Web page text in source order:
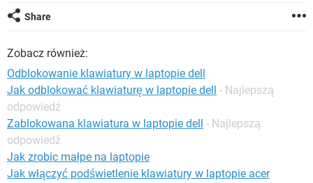
Share
Zobacz również:
Odblokowanie klawiatury w laptopie dell
Jak odblokować klawiaturę w laptopie dell - Najlepszą
odpowiedź
Zablokowana klawiatura w laptopie dell - Najlepszą
odpowiedź
Jak zrobic małpe na laptopie
Jak włączyć podświetlenie klawiatury w laptopie acer